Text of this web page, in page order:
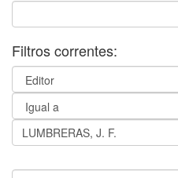
Filtros correntes: